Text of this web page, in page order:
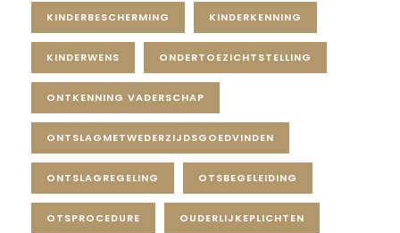
KINDERBESCHERMING KINDERKENNING
KINDERWENS ONDERTOEZICHTSTELLING
ONTKENNING VADERSCHAP
ONTSLAGMETWEDERZIJDSGOEDVINDEN
ONTSLAGREGELING OTSBEGELEIDING
OTSPROCEDURE OUDERLIJKEPLICHTEN